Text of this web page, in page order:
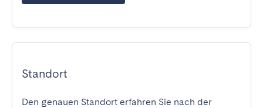
Standort
Den genauen Standort erfahren Sie nach der